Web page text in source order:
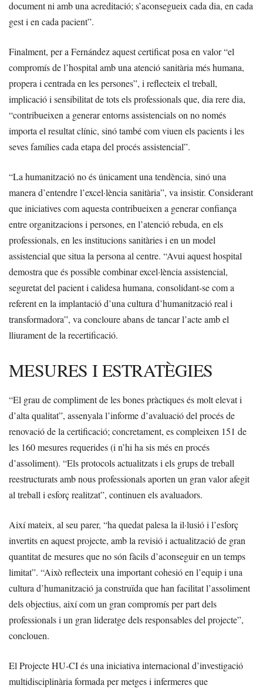
document ni amb una acreditació; s’aconsegueix cada dia, en cada
gest i en cada pacient”.
Finalment, per a Fernández aquest certificat posa en valor “el
compromís de l’hospital amb una atenció sanitària més humana,
propera i centrada en les persones”, i reflecteix el treball,
implicació i sensibilitat de tots els professionals que, dia rere dia,
“contribueixen a generar entorns assistencials on no només
importa el resultat clínic, sinó també com viuen els pacients i les
seves famílies cada etapa del procés assistencial”.
“La humanització no és únicament una tendència, sinó una
manera d’entendre l’excel·lència sanitària”, va insistir. Considerant
que iniciatives com aquesta contribueixen a generar confiança
entre organitzacions i persones, en l’atenció rebuda, en els
professionals, en les institucions sanitàries i en un model
assistencial que situa la persona al centre. “Avui aquest hospital
demostra que és possible combinar excel·lència assistencial,
seguretat del pacient i calidesa humana, consolidant-se com a
referent en la implantació d’una cultura d’humanització real i
transformadora”, va concloure abans de tancar l’acte amb el
lliurament de la recertificació.
MESURES I ESTRATÈGIES
“El grau de compliment de les bones pràctiques és molt elevat i
d’alta qualitat”, assenyala l’informe d’avaluació del procés de
renovació de la certificació; concretament, es compleixen 151 de
les 160 mesures requerides (i n’hi ha sis més en procés
d’assoliment). “Els protocols actualitzats i els grups de treball
reestructurats amb nous professionals aporten un gran valor afegit
al treball i esforç realitzat”, continuen els avaluadors.
Així mateix, al seu parer, “ha quedat palesa la il·lusió i l’esforç
invertits en aquest projecte, amb la revisió i actualització de gran
quantitat de mesures que no són fàcils d’aconseguir en un temps
limitat”. “Això reflecteix una important cohesió en l’equip i una
cultura d’humanització ja construïda que han facilitat l’assoliment
dels objectius, així com un gran compromís per part dels
professionals i un gran lideratge dels responsables del projecte”,
conclouen.
El Projecte HU-CI és una iniciativa internacional d’investigació
multidisciplinària formada per metges i infermeres que